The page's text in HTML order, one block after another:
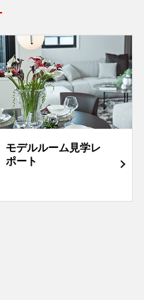
モデルルーム見学レ
ポート